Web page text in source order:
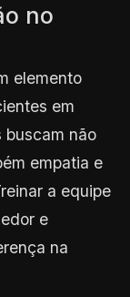
no
elemento
em
buscam não
empatia e
a equipe
e
na